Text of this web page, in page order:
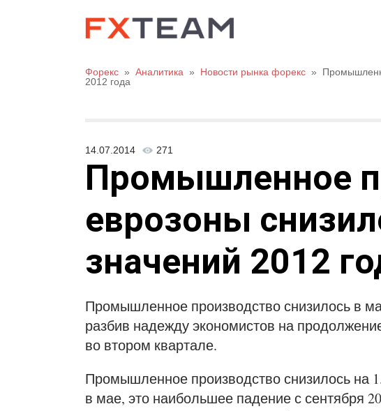
Форекс » Аналитика » Новости рынка форекс »
2012 года
14.07.2014 271
Промышленное
еврозоны
значений 2012
Промышленное производство снизилось в
разбив надежду экономистов на
во втором квартале.
Промышленное производство снизилось на
в мае, это наибольшее падение с сентября